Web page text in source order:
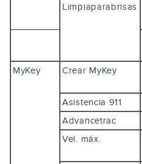
Limpiaparabrisas
MyKey Crear MyKey
Asistencia 911
Advancetrac
Vel. máx.